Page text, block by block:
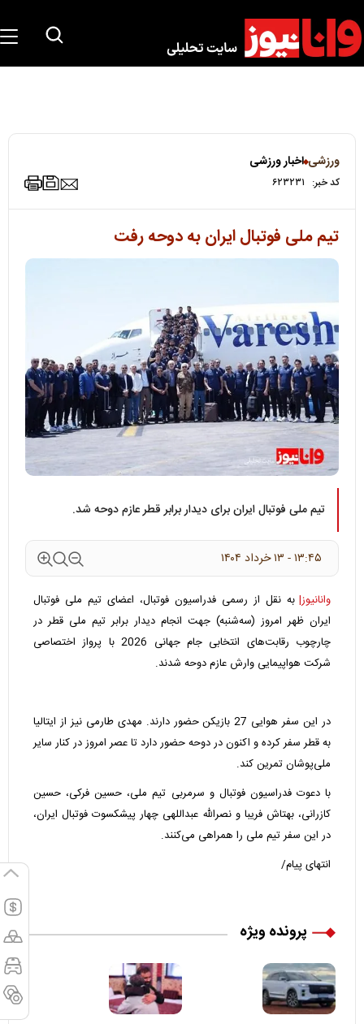
ورزشی اخبار ورزشی
کد خبر: ۶۲۳۲۳۱
تیم ملی فوتبال ایران به دوحه رفت
تیم ملی فوتبال ایران برای دیدار برابر قطر عازم دوحه شد.
۱۳:۴۵ - ۱۳ خرداد ۱۴۰۴
وانانیوز| به نقل از ‌رسمی فدراسیون فوتبال، اعضای تیم ملی فوتبال
ایران ظهر امروز (سه‌شنبه) جهت انجام دیدار برابر تیم ملی قطر در
چارچوب رقابت‌های انتخابی جام جهانی 2026 با پرواز اختصاصی
شرکت هواپیمایی وارش عازم دوحه شدند.
در این سفر هوایی 27 بازیکن حضور دارند. مهدی طارمی نیز از ایتالیا
به قطر سفر کرده و اکنون در دوحه حضور دارد تا عصر امروز در کنار سایر
ملی‌پوشان تمرین کند.
با دعوت فدراسیون فوتبال و سرمربی تیم ملی، حسین فرکی، حسین
کازرانی، بهتاش فریبا و نصرالله عبداللهی چهار پیشکسوت فوتبال ایران،
در این سفر تیم ملی را همراهی می‌کنند.
انتهای پیام/
پرونده ویژه